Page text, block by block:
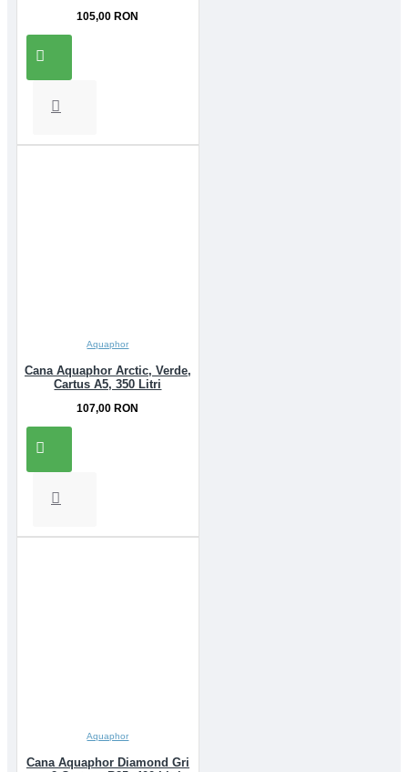
105,00 RON
Aquaphor
Cana Aquaphor Arctic, Verde,
Cartus A5, 350 Litri
107,00 RON
Aquaphor
Cana Aquaphor Diamond Gri